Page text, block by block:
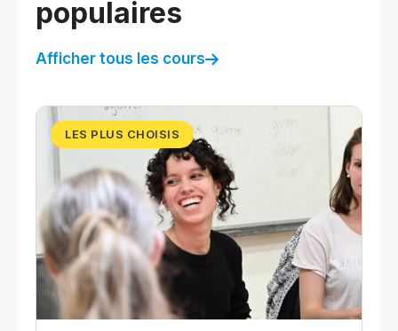
populaires
Afficher tous les cours
LES PLUS CHOISIS